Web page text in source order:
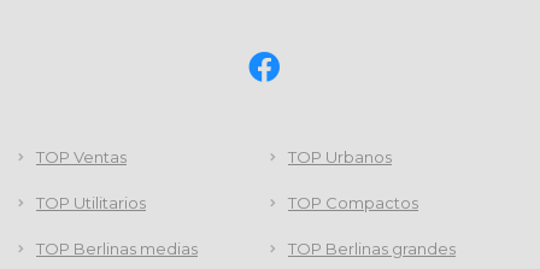
TOP Ventas TOP Urbanos
TOP Utilitarios TOP Compactos
TOP Berlinas medias TOP Berlinas grandes